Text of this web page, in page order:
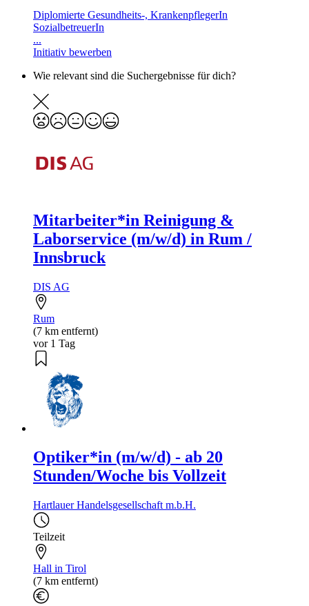
Diplomierte Gesundheits-, KrankenpflegerIn
SozialbetreuerIn
...
Initiativ bewerben
Wie relevant sind die Suchergebnisse für dich?
Mitarbeiter*in Reinigung &
Laborservice (m/w/d) in Rum /
Innsbruck
DIS AG
Rum
(7 km entfernt)
vor 1 Tag
Optiker*in (m/w/d) - ab 20
Stunden/Woche bis Vollzeit
Hartlauer Handelsgesellschaft m.b.H.
Teilzeit
Hall in Tirol
(7 km entfernt)